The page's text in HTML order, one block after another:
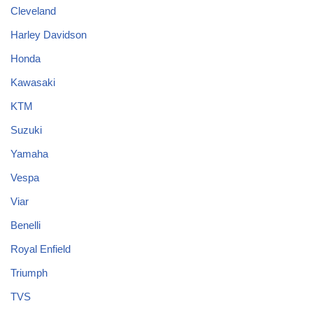
Cleveland
Harley Davidson
Honda
Kawasaki
KTM
Suzuki
Yamaha
Vespa
Viar
Benelli
Royal Enfield
Triumph
TVS